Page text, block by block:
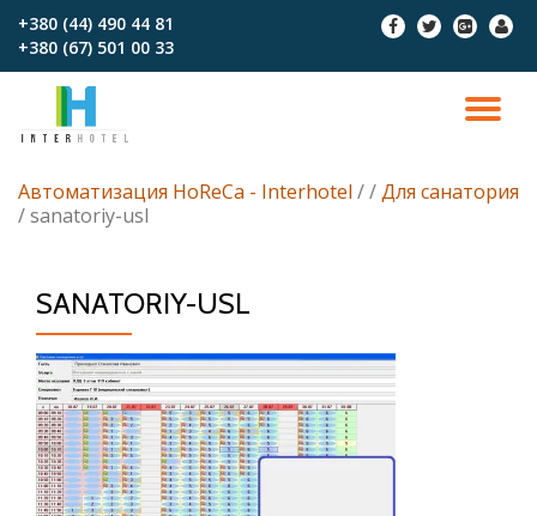
Перейти
содержимому
+380 (44) 490 44 81
+380 (67)‎‎ 501 00 33
fa-
fa-
fa-
plus-
square
fa-
Автоматизация HoReCa - Interhotel //Для санатория
/sanatoriy-usl
SANATORIY-USL